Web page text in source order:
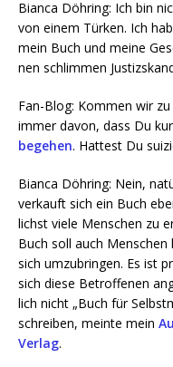
Bian­ca Döh­ring: Ich bin
von einem Tür­ken. Ich
mein Buch und mei­ne
nen schlim­men
Fan-Blog: Kom­men wir
immer davon, dass Du
bege­hen. Hat­test Du
Bian­ca Döh­ring: Nein,
ver­kauft sich ein Buch
lichst vie­le Men­schen zu
Buch soll auch
sich umzu­brin­gen. Es ist
sich die­se Betrof­fe­nen
lich nicht „Buch für
schrei­ben, mein­te mein
Ver­lag.